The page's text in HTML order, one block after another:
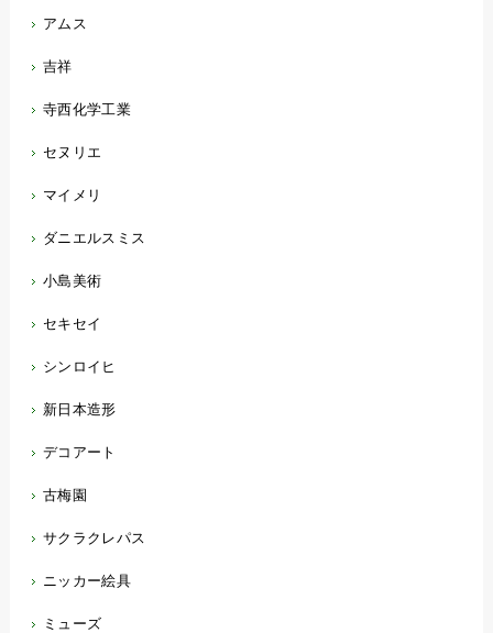
アムス
吉祥
寺西化学工業
セヌリエ
マイメリ
ダニエルスミス
小島美術
セキセイ
シンロイヒ
新日本造形
デコアート
古梅園
サクラクレパス
ニッカー絵具
ミューズ